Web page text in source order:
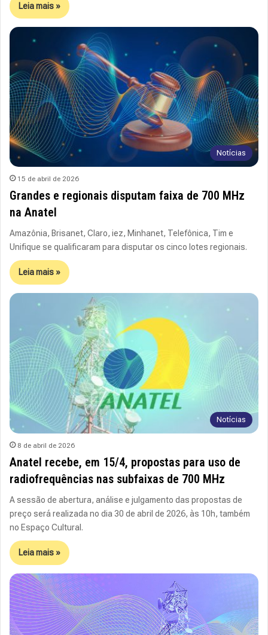
Leia mais »
Notícias
15 de abril de 2026
Grandes e regionais disputam faixa de 700 MHz
na Anatel
Amazônia, Brisanet, Claro, iez, Minhanet, Telefônica, Tim e
Unifique se qualificaram para disputar os cinco lotes regionais.
Leia mais »
Notícias
8 de abril de 2026
Anatel recebe, em 15/4, propostas para uso de
radiofrequências nas subfaixas de 700 MHz
A sessão de abertura, análise e julgamento das propostas de
preço será realizada no dia 30 de abril de 2026, às 10h, também
no Espaço Cultural.
Leia mais »